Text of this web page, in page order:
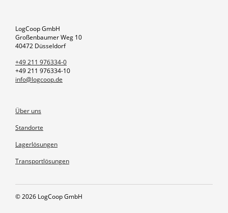
LogCoop GmbH
Großenbaumer Weg 10
40472 Düsseldorf
+49 211 976334-0
+49 211 976334-10
info@logcoop.de
Über uns
Standorte
Lagerlösungen
Transportlösungen
© 2026 LogCoop GmbH